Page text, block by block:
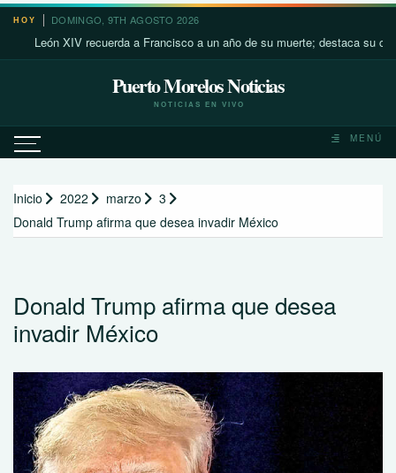
Saltar
contenido
HOY DOMINGO, 9TH AGOSTO 2026
León XIV recuerda a Francisco a un año de su muerte; destaca su cercanía
Puerto Morelos Noticias
NOTICIAS EN VIVO
MENÚ
Inicio 2022 marzo
3
Donald Trump afirma que desea invadir México
Donald Trump afirma que desea
invadir México